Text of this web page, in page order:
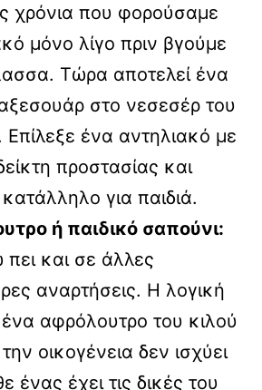
χρόνια που φορούσαμε
μόνο λίγο πριν βγούμε
Τώρα αποτελεί ένα
στο νεσεσέρ του
Επίλεξε ένα αντηλιακό με
προστασίας και
για παιδιά.
ή παιδικό σαπούνι:
πει και σε άλλες
αναρτήσεις. Η λογική
αφρόλουτρο του κιλού
οικογένεια δεν ισχύει
ένας έχει τις δικές του